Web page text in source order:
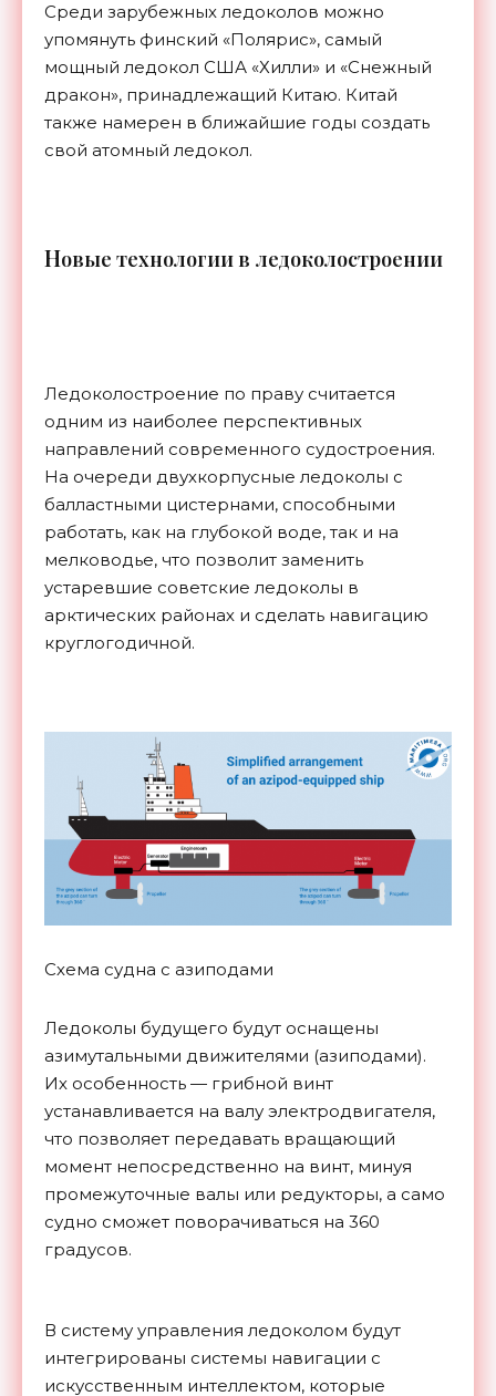
Среди зарубежных ледоколов можно
упомянуть финский «Полярис», самый
мощный ледокол США «Хилли» и «Снежный
дракон», принадлежащий Китаю. Китай
также намерен в ближайшие годы создать
свой атомный ледокол.
Новые технологии в ледоколостроении
Ледоколостроение по праву считается
одним из наиболее перспективных
направлений современного судостроения.
На очереди двухкорпусные ледоколы с
балластными цистернами, способными
работать, как на глубокой воде, так и на
мелководье, что позволит заменить
устаревшие советские ледоколы в
арктических районах и сделать навигацию
круглогодичной.
Схема судна с азиподами
Ледоколы будущего будут оснащены
азимутальными движителями (азиподами).
Их особенность — грибной винт
устанавливается на валу электродвигателя,
что позволяет передавать вращающий
момент непосредственно на винт, минуя
промежуточные валы или редукторы, а само
судно сможет поворачиваться на 360
градусов.
В систему управления ледоколом будут
интегрированы системы навигации с
искусственным интеллектом, которые